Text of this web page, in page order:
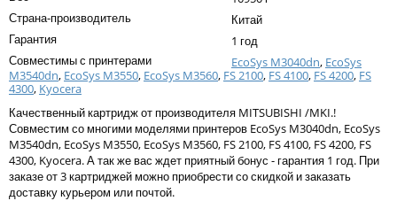
Sharp
Toshiba
Xerox
Для франкировальной машины
Ленточные картриджи
Тонер и девелопер
Страна-производитель
Китай
Гарантия
1 год
Совместимы с принтерами
EcoSys M3040dn, EcoSys
M3540dn, EcoSys M3550, EcoSys M3560, FS 2100, FS 4100, FS 4200, FS
4300, Kyocera
Качественный картридж от производителя MITSUBISHI /MKI.!
Совместим со многими моделями принтеров EcoSys M3040dn, EcoSys
M3540dn, EcoSys M3550, EcoSys M3560, FS 2100, FS 4100, FS 4200, FS
4300, Kyocera. А так же вас ждет приятный бонус - гарантия 1 год. При
заказе от 3 картриджей можно приобрести со скидкой и заказать
доставку курьером или почтой.